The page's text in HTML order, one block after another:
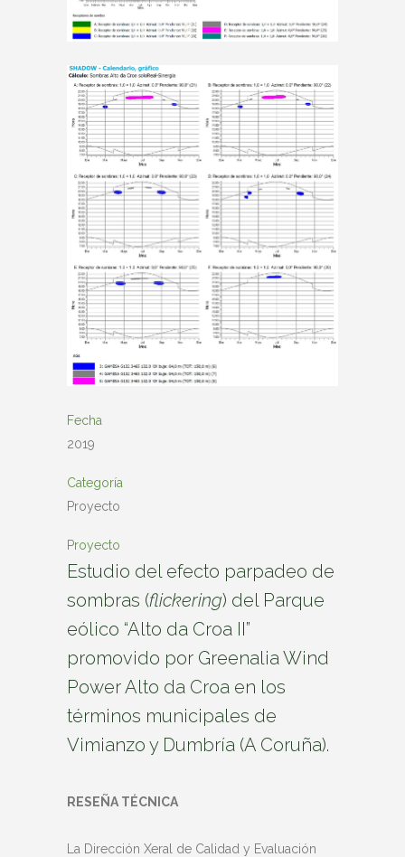
Fecha
2019
Categoría
Proyecto
Proyecto
Estudio del efecto parpadeo de
sombras (flickering) del Parque
eólico “Alto da Croa II”
promovido por Greenalia Wind
Power Alto da Croa en los
términos municipales de
Vimianzo y Dumbría (A Coruña).
RESEÑA TÉCNICA
La Dirección Xeral de Calidad y Evaluación